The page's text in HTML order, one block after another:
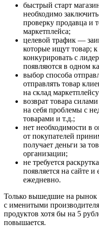
быстрый старт
необходимо
проверку продавца и
маркетплейса;
целевой трафик —
которые ищут товар;
конкурировать с
появляются в одном
выбор способа
отправлять товар
на склад
возврат товара
на себя проблемы с
товарами и т.д.;
нет необходимости в
от покупателей
получает деньги за
организации;
не требуется
появляется на сайте
ежедневно.
Только вышедшие на рынок
с именитыми
продуктов хотя бы на 5
повышается.